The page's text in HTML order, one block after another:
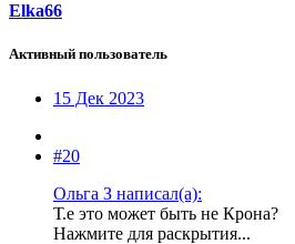
Elka66
Активный пользователь
15 Дек 2023
#20
Ольга З написал(а):
Т.е это может быть не Крона?
Нажмите для раскрытия...